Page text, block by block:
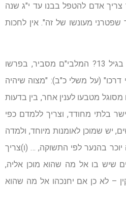
אדם להטפל בבנו עד י"ג שנה
שפטרני מעונשו של זה". אין לחכות
כיצד ניתן להימנע מהפתעות בגיל 13? המלבי"ם מסביר, בפרשו
(על משלי כ"ב): "מצוה שיהיה
מטבעו לענין אחר, בין בדעות
בלתי מחודד, וצריך ללמדם כפי
יש שמוכן לאומנות מיוחד, ולמדה
יוכר בהנער לפי התשוקה, … (ו)צריך
שיש בו אל מה שהוא מוכן אליה,
– לא כן אם יחנכהו אל מה שהוא